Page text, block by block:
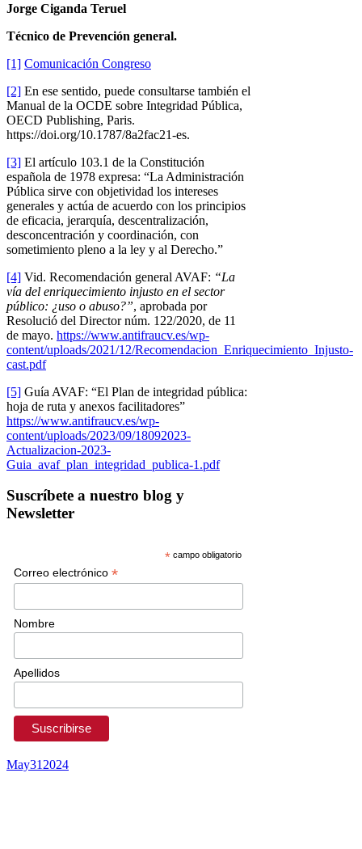
Jorge Ciganda Teruel
Técnico de Prevención general.
[1] Comunicación Congreso
[2] En ese sentido, puede consultarse también el
Manual de la OCDE sobre Integridad Pública,
OECD Publishing, Paris.
https://doi.org/10.1787/8a2fac21-es.
[3] El artículo 103.1 de la Constitución
española de 1978 expresa: “La Administración
Pública sirve con objetividad los intereses
generales y actúa de acuerdo con los principios
de eficacia, jerarquía, descentralización,
desconcentración y coordinación, con
sometimiento pleno a la ley y al Derecho.”
[4] Vid. Recomendación general AVAF: “La
vía del enriquecimiento injusto en el sector
público: ¿uso o abuso?”, aprobada por
Resolució del Director núm. 122/2020, de 11
de mayo. https://www.antifraucv.es/wp-
content/uploads/2021/12/Recomendacion_Enriquecimiento_Injusto-
cast.pdf
[5] Guía AVAF: “El Plan de integridad pública:
hoja de ruta y anexos facilitadores”
https://www.antifraucv.es/wp-
content/uploads/2023/09/18092023-
Actualizacion-2023-
Guia_avaf_plan_integridad_publica-1.pdf
Suscríbete a nuestro blog y
Newsletter
*campo obligatorio
Correo electrónico*
Nombre
Apellidos
May31 2024